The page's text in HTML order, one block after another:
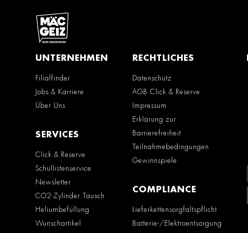
UNTERNEHMEN
Filialfinder
Jobs & Karriere
Über Uns
SERVICES
Click & Reserve
Schullistenservice
Newsletter
CO2-Zylinder Tausch
Heliumbefüllung
Wunschartikel
RECHTLICHES
Datenschutz
AGB Click & Reserve
Impressum
Erklärung zur
Barrierefreiheit
Teilnahmebedingungen
Gewinnspiele
COMPLIANCE
Lieferkettensorgfaltspflicht
Batterie-/Elektroentsorgung